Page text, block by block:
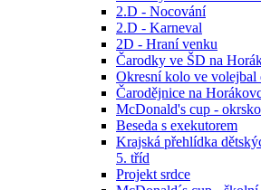
2.D - Nocování
2.D - Karneval
2D - Hraní venku
Čarodky ve ŠD na
Okresní kolo ve volejbal
Čarodějnice na
McDonald's cup -
Beseda s exekutorem
Krajská přehlídka
5. tříd
Projekt srdce